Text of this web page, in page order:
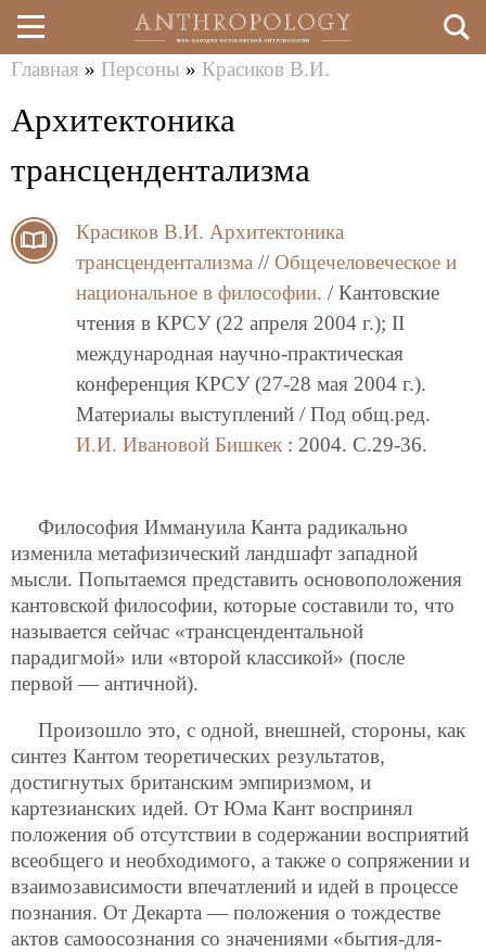
Перейти
к
здесь
Главная » Персоны » Красиков В.И.
Архитектоника
трансцендентализма
Красиков В.И. Архитектоника
трансцендентализма // Общечеловеческое и
национальное в философии. / Кантовские
чтения в КРСУ (22 апреля 2004 г.); II
международная научно-практическая
конференция КРСУ (27-28 мая 2004 г.).
Материалы выступлений / Под общ.ред.
И.И. Ивановой Бишкек : 2004. C.29-36.
Философия Иммануила Канта радикально
изменила метафизический ландшафт западной
мысли. Попытаемся представить основоположения
кантовской философии, которые составили то, что
называется сейчас «трансцендентальной
парадигмой» или «второй классикой» (после
первой — античной).
Произошло это, с одной, внешней, стороны, как
синтез Кантом теоретических результатов,
достигнутых британским эмпиризмом, и
картезианских идей. От Юма Кант воспринял
положения об отсутствии в содержании восприятий
всеобщего и необходимого, а также о сопряжении и
взаимозависимости впечатлений и идей в процессе
познания. От Декарта — положения о тождестве
актов самоосознания со значениями «бытия-для-